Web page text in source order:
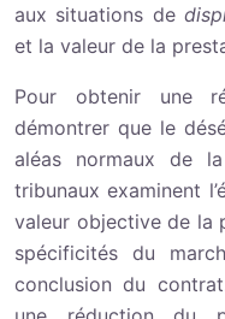
aux situations de
et la valeur de la
Pour obtenir une
démontrer que le
aléas normaux de
tribunaux examinent
valeur objective de la
spécificités du
conclusion du